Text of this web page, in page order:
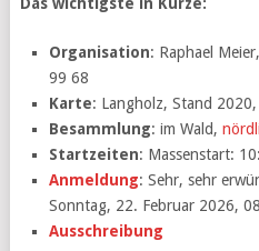
Organisation: Raphael Meier,
99 68
Karte: Langholz, Stand 2020,
Besammlung: im Wald,
Startzeiten: Massenstart:
Anmeldung: Sehr, sehr
Sonntag, 22. Februar 2026,
Ausschreibung